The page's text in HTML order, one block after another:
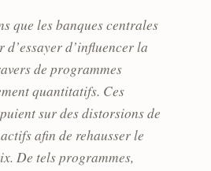
que les banques centrales
d’essayer d’influencer la
de programmes
quantitatifs. Ces
sur des distorsions de
afin de rehausser le
De tels programmes,